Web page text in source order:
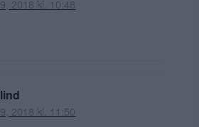
2018 kl. 10:48
2018 kl. 11:50